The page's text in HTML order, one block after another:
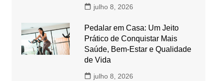
julho 8, 2026
Pedalar em Casa: Um Jeito
Prático de Conquistar Mais
Saúde, Bem-Estar e Qualidade
de Vida
julho 8, 2026